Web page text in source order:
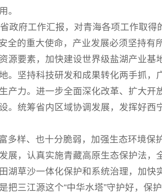
。
政府工作汇报，对青海各项工作取得
全的重大使命，产业发展必须坚持有
源要素，加快建设世界级盐湖产业基
。坚持科技研发和成果转化两手抓，
产力。进一步全面深化改革、扩大开
。统筹省内区域协调发展，发挥好西
多样、也十分脆弱，加强生态环境保
展，认真实施青藏高原生态保护法，
湖草沙一体化保护和系统治理，加快
把三江源这个“中华水塔”守护好，保